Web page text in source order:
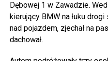
Dębowej 1 w Zawadzie.
kierujący BMW na łuku drogi
nad pojazdem, zjechał na
dachował.